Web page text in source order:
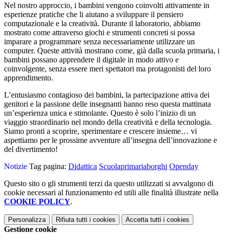
Nel nostro approccio, i bambini vengono coinvolti attivamente in
esperienze pratiche che li aiutano a sviluppare il pensiero
computazionale e la creatività. Durante il laboratorio, abbiamo
mostrato come attraverso giochi e strumenti concreti si possa
imparare a programmare senza necessariamente utilizzare un
computer. Queste attività mostrano come, già dalla scuola primaria, i
bambini possano apprendere il digitale in modo attivo e
coinvolgente, senza essere meri spettatori ma protagonisti del loro
apprendimento.
L’entusiasmo contagioso dei bambini, la partecipazione attiva dei
genitori e la passione delle insegnanti hanno reso questa mattinata
un’esperienza unica e stimolante. Questo è solo l’inizio di un
viaggio straordinario nel mondo della creatività e della tecnologia.
Siamo pronti a scoprire, sperimentare e crescere insieme… vi
aspettiamo per le prossime avventure all’insegna dell’innovazione e
del divertimento!
Notizie Tag pagina: Didattica Scuolaprimariaborghi Openday
Questo sito o gli strumenti terzi da questo utilizzati si avvalgono di
cookie necessari al funzionamento ed utili alle finalità illustrate nella
COOKIE POLICY.
Personalizza Rifiuta tutti i cookies Accetta tutti i cookies
Gestione cookie